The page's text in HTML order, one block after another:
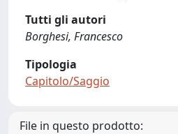
Tutti gli autori
Borghesi, Francesco
Tipologia
Capitolo/Saggio
File in questo prodotto: